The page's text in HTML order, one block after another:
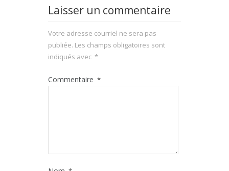
Laisser un commentaire
Votre adresse courriel ne sera pas
publiée. Les champs obligatoires sont
indiqués avec *
Commentaire *